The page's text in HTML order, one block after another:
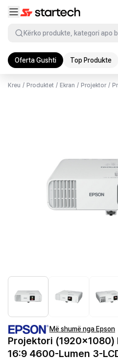
Kërko produkte, kategori apo
Oferta Gushti Top Produkte
Kreu / Produktet / Ekran / Projektor /
Më shumë nga Epson
Projektori (1920x1080)
16:9 4600-Lumen 3-